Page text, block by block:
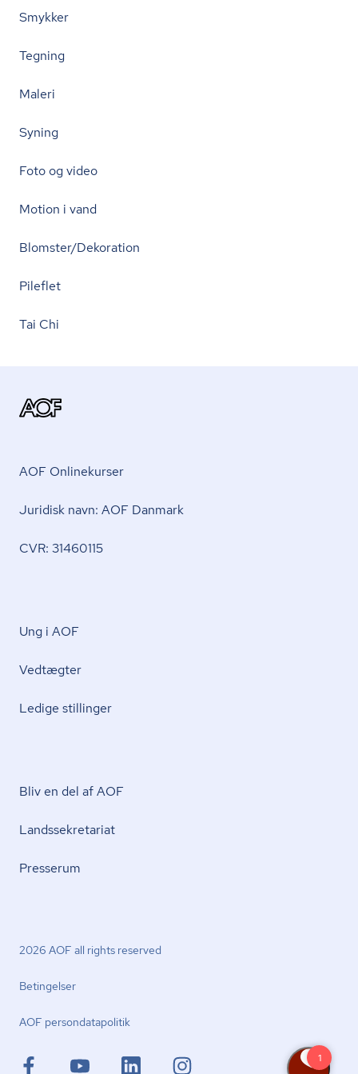
Smykker
Tegning
Maleri
Syning
Foto og video
Motion i vand
Blomster/Dekoration
Pileflet
Tai Chi
AOF Onlinekurser
Juridisk navn: AOF Danmark
CVR: 31460115
Ung i AOF
Vedtægter
Ledige stillinger
Bliv en del af AOF
Lands­se­kre­ta­ri­at
Presserum
2026 AOF all rights reserved
Betingelser
AOF per­son­da­ta­po­li­tik